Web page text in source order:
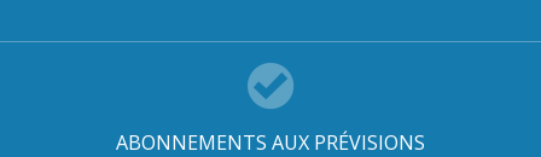
ABONNEMENTS AUX PRÉVISIONS